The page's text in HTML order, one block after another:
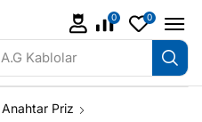
A.G Kablolar
0 0
Anahtar Priz